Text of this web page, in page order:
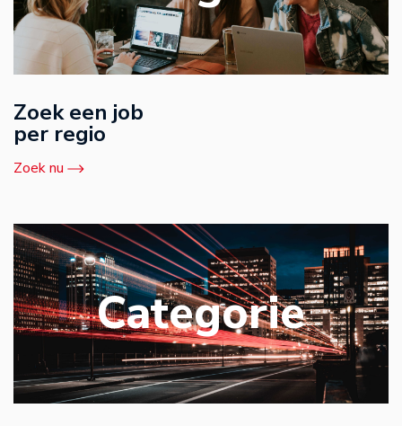
Zoek een job
per regio
Zoek nu
Categorie